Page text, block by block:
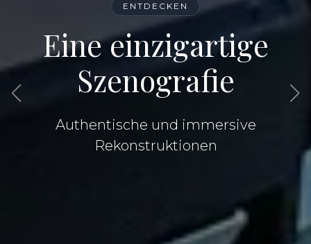
Erleben Sie die
Geschichte von
Elsass-Mosel
Ein immersiver Rundgang im
ENTDECKEN
Eine einzigartige
Szenografie
Authentische und immersive
Rekonstruktionen